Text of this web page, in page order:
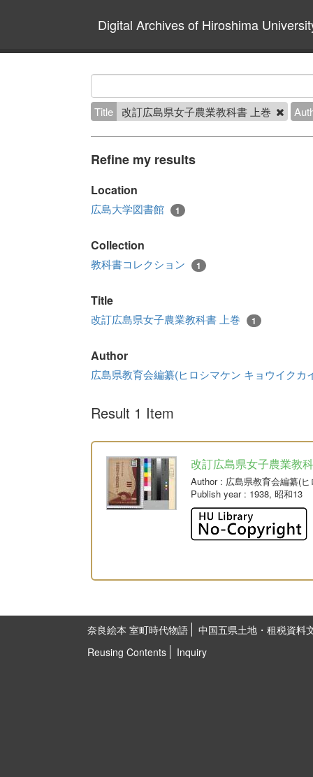
Digital Archives of Hiroshima
Title 改訂広島県女子農業教科書 上巻
Refine my results
Location
広島大学図書館 1
Collection
教科書コレクション 1
Title
改訂広島県女子農業教科書 上巻 1
Author
広島県教育会編纂(ヒロシマケン キョウイクカ
Result 1 Item
改訂広島県女子農業教
Author: 広島県教育会編纂(
Publish year: 1938, 昭和13
奈良絵本 室町時代物語
中国五県土地・租税資料
Reusing Contents
Inquiry